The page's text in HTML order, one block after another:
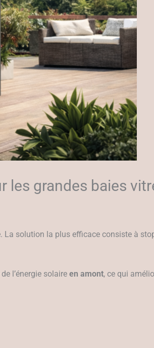
les grandes baies
solution la plus efficace consiste à
l’énergie solaire en amont, ce qui